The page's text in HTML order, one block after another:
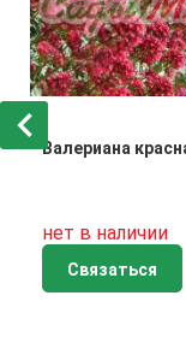
Валериана
нет в наличии
Связаться